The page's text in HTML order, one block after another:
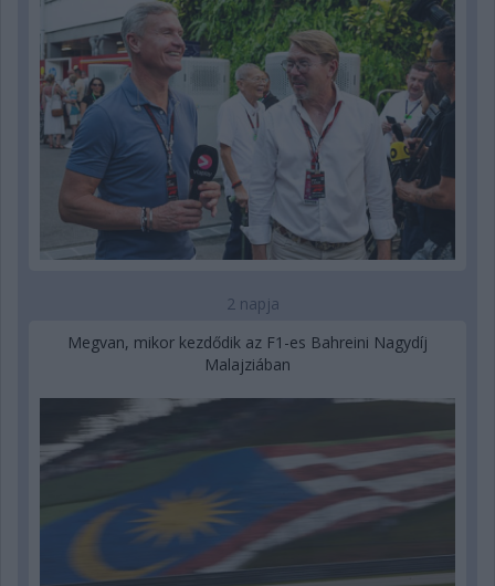
2 napja
Megvan, mikor kezdődik az F1-es Bahreini Nagydíj
Malajziában